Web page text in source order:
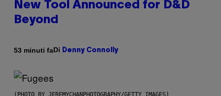
New Tool Announced for D&D
Beyond
53 minuti faDi Denny Connolly